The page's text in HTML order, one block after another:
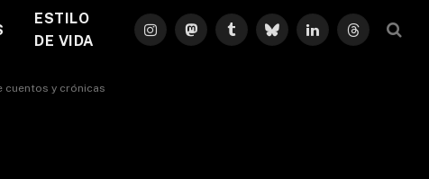
ESTILO
DE VIDA
InstagramMastodonTumblrBlueskyLinkedInThreads
cuentos y crónicas